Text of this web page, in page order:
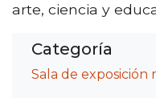
arte, ciencia y
Categoría
Sala de exposición